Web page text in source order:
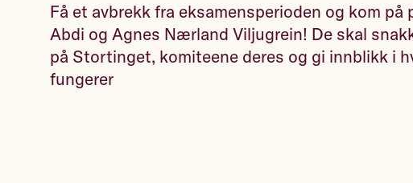
Få et avbrekk fra eksamensperioden og kom
Abdi og Agnes Nærland Viljugrein! De skal
på Stortinget, komiteene deres og gi innblikk i
fungerer